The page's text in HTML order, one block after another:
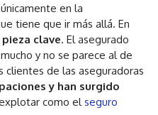
en la
tiene que ir más allá. En
clave. El asegurado
y no se parece al de
clientes de las aseguradoras
y han surgido
como el seguro